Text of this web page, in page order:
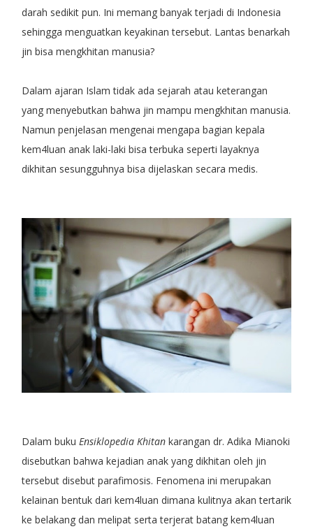
darah sedikit pun. Ini memang banyak terjadi di Indonesia
sehingga menguatkan keyakinan tersebut. Lantas benarkah
jin bisa mengkhitan manusia?
Dalam ajaran Islam tidak ada sejarah atau keterangan
yang menyebutkan bahwa jin mampu mengkhitan manusia.
Namun penjelasan mengenai mengapa bagian kepala
kem4luan anak laki-laki bisa terbuka seperti layaknya
dikhitan sesungguhnya bisa dijelaskan secara medis.
Dalam buku Ensiklopedia Khitankarangan dr. Adika Mianoki
disebutkan bahwa kejadian anak yang dikhitan oleh jin
tersebut disebut parafimosis. Fenomena ini merupakan
kelainan bentuk dari kem4luan dimana kulitnya akan tertarik
ke belakang dan melipat serta terjerat batang kem4luan